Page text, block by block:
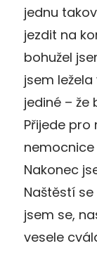
jednu
jezdit na
bohužel
jsem
jediné –
Přijede pro
Nakonec
Naštěstí
jsem se,
vesele